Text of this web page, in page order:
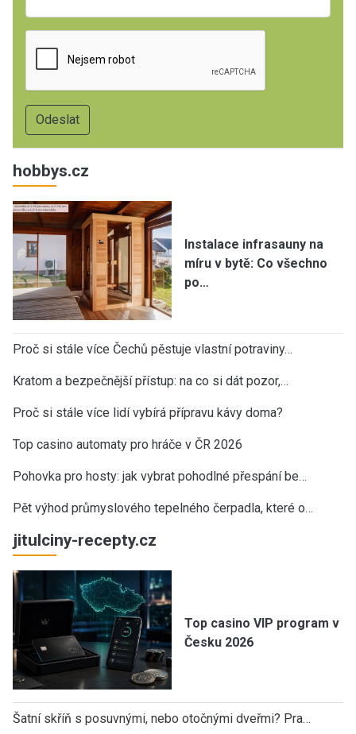
hobbys.cz
Instalace infrasauny na
míru v bytě: Co všechno
po…
Proč si stále více Čechů pěstuje vlastní potraviny…
Kratom a bezpečnější přístup: na co si dát pozor,…
Proč si stále více lidí vybírá přípravu kávy doma?
Top casino automaty pro hráče v ČR 2026
Pohovka pro hosty: jak vybrat pohodlné přespání be…
Pět výhod průmyslového tepelného čerpadla, které o…
jitulciny-recepty.cz
Top casino VIP program v
Česku 2026
Šatní skříň s posuvnými, nebo otočnými dveřmi? Pra…